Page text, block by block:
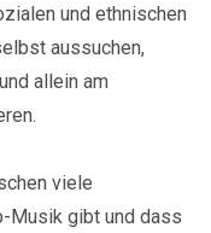
und ethnischen
aussuchen,
allein am
viele
Musik gibt und dass